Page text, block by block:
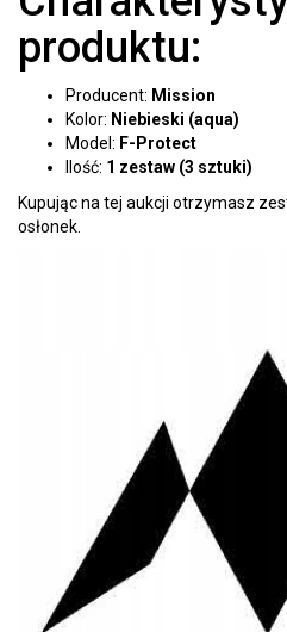
produktu:
Producent: Mission
Kolor: Niebieski (aqua)
Model: F-Protect
Ilość: 1 zestaw (3 sztuki)
Kupując na tej aukcji otrzymasz
osłonek.